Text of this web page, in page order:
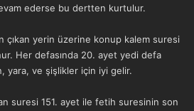
ederse bu dertten kurtulur.
çıkan yerin üzerine konup kalem suresi
Her defasında 20. ayet yedi defa
yara, ve şişlikler için iyi gelir.
suresi 151. ayet ile fetih suresinin son